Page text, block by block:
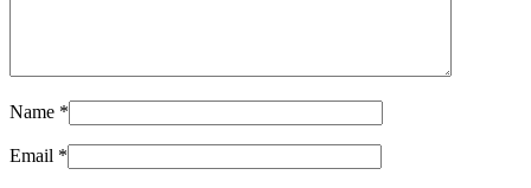
Name *
Email *